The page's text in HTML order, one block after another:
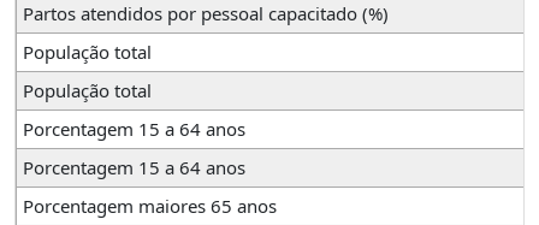
Partos atendidos por pessoal capacitado (%)
População total
População total
Porcentagem 15 a 64 anos
Porcentagem 15 a 64 anos
Porcentagem maiores 65 anos